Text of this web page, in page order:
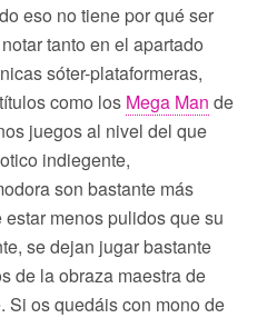
eso no tiene por qué ser
tanto en el apartado
sóter-plataformeras,
como los Mega Man de
juegos al nivel del que
indiegente,
son bastante más
menos pulidos que su
se dejan jugar bastante
de la obraza maestra de
Si os quedáis con mono de